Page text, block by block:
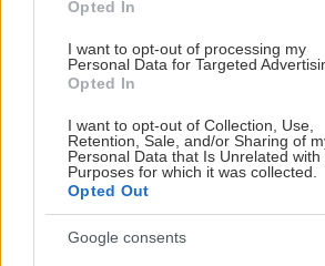
Opted In
I want to opt-out of processing my
Personal Data for Targeted
Opted In
I want to opt-out of Collection, Use,
Retention, Sale, and/or Sharing of
Personal Data that Is Unrelated with
Purposes for which it was collected.
Opted Out
Google consents
Rekonštrukcia bytu